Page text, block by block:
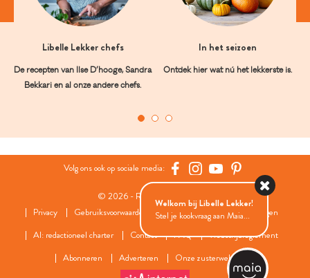
Libelle Lekker chefs
De recepten van Ilse D’hooge, Sandra
Bekkari en al onze andere chefs.
In het seizoen
Ontdek hier wat nú het lekkerste is.
Volg ons ook op sociale media:
© 2026 - Roularta Media Group
Privacy
Gebruiksvoorwaarden Cookies
Cookies instellingen
AI: redactioneel charter
Contact FAQ
Wedstrijdreglement
Abonneren
Adverteren Onze zusterwebsites
Welkom bij Libelle Lekker!
Stel je kookvraag aan Maia...